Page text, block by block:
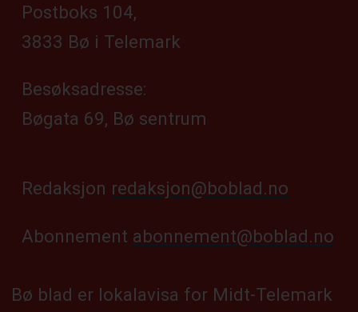
Postboks 104,
3833 Bø i Telemark
Besøksadresse:
Bøgata 69, Bø sentrum
Redaksjon redaksjon@boblad.no
Abonnement abonnement@boblad.no
Bø blad er lokalavisa for Midt-Telemark